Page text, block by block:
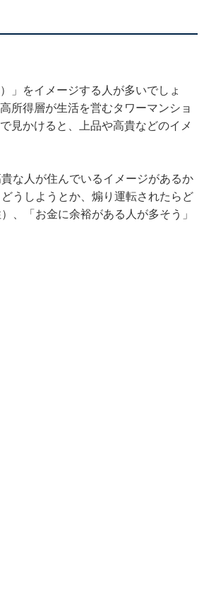
」をイメージする人が多いでしょ
所得層が生活を営むタワーマンショ
見かけると、上品や高貴などのイメ
な人が住んでいるイメージがあるか
うしようとか、煽り運転されたらど
、「お金に余裕がある人が多そう」